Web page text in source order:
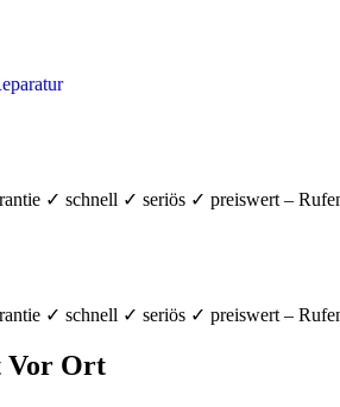
✓ schnell ✓ seriös ✓ preiswert –
✓ schnell ✓ seriös ✓ preiswert –
Vor Ort